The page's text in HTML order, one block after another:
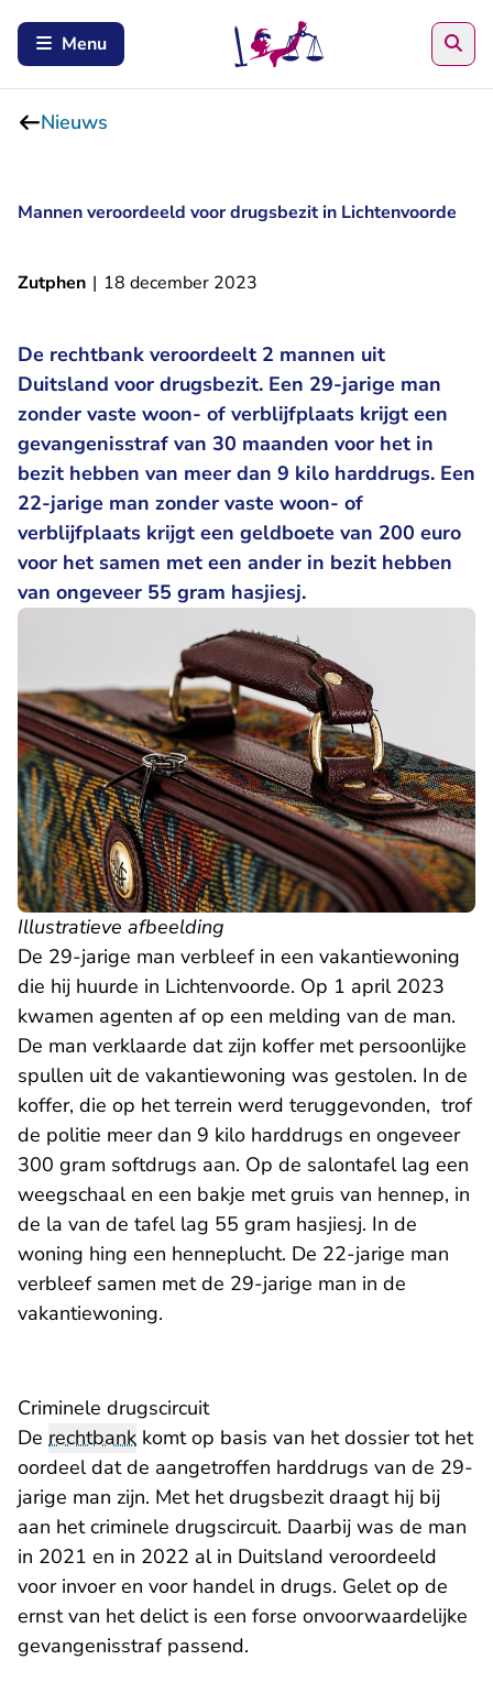
Menu
Nieuws
Mannen veroordeeld voor drugsbezit in Lichtenvoorde
Zutphen | 18 december 2023
De rechtbank veroordeelt 2 mannen uit
Duitsland voor drugsbezit. Een 29-jarige man
zonder vaste woon- of verblijfplaats krijgt een
gevangenisstraf van 30 maanden voor het in
bezit hebben van meer dan 9 kilo harddrugs. Een
22-jarige man zonder vaste woon- of
verblijfplaats krijgt een geldboete van 200 euro
voor het samen met een ander in bezit hebben
van ongeveer 55 gram hasjiesj.
Illustratieve afbeelding
De 29-jarige man verbleef in een vakantiewoning
die hij huurde in Lichtenvoorde. Op 1 april 2023
kwamen agenten af op een melding van de man.
De man verklaarde dat zijn koffer met persoonlijke
spullen uit de vakantiewoning was gestolen. In de
koffer, die op het terrein werd teruggevonden, trof
de politie meer dan 9 kilo harddrugs en ongeveer
300 gram softdrugs aan. Op de salontafel lag een
weegschaal en een bakje met gruis van hennep, in
de la van de tafel lag 55 gram hasjiesj. In de
woning hing een henneplucht. De 22-jarige man
verbleef samen met de 29-jarige man in de
vakantiewoning.
Criminele drugscircuit
De rechtbank komt op basis van het dossier tot het
oordeel dat de aangetroffen harddrugs van de 29-
jarige man zijn. Met het drugsbezit draagt hij bij
aan het criminele drugscircuit. Daarbij was de man
in 2021 en in 2022 al in Duitsland veroordeeld
voor invoer en voor handel in drugs. Gelet op de
ernst van het delict is een forse onvoorwaardelijke
gevangenisstraf passend.